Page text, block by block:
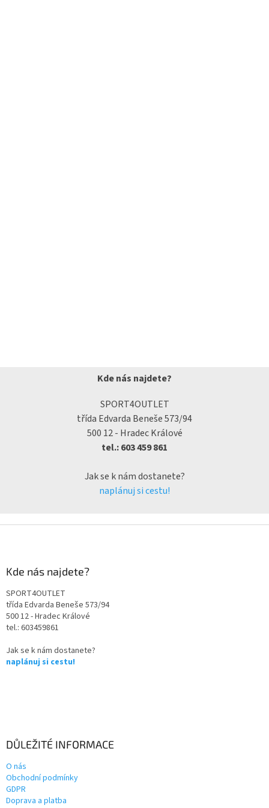
Kde nás najdete?
SPORT4OUTLET
třída Edvarda Beneše 573/94
500 12 - Hradec Králové
tel.: 603 459 861
Jak se k nám dostanete?
naplánuj si cestu!
Kde nás najdete?
SPORT4OUTLET
třída Edvarda Beneše 573/94
500 12 - Hradec Králové
tel.: 603459861
Jak se k nám dostanete?
naplánuj si cestu!
DŮLEŽITÉ INFORMACE
O nás
Obchodní podmínky
GDPR
Doprava a platba